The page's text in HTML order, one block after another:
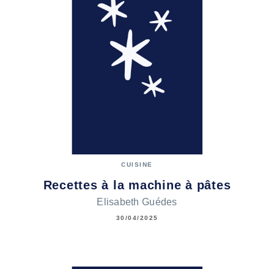
CUISINE
Recettes à la machine à pâtes
Elisabeth Guédes
30/04/2025